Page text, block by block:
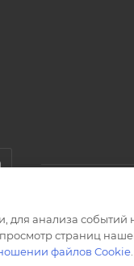
анализа событий
страниц
файлов Cookie